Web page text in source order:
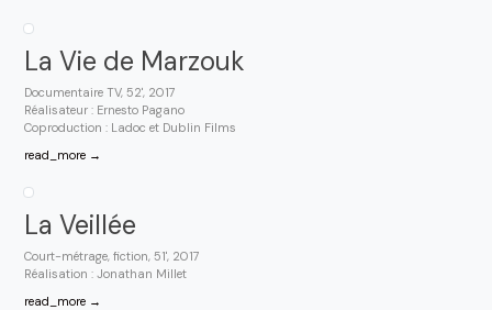
La Vie de Marzouk
Documentaire TV, 52', 2017
Réalisateur : Ernesto Pagano
Coproduction : Ladoc et Dublin Films
read_more →
La Veillée
Court-métrage, fiction, 51', 2017
Réalisation : Jonathan Millet
read_more →